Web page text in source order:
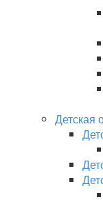
Детская